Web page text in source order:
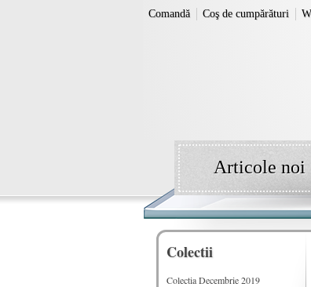
Comandă Coş de cumpărături
Articole noi
Colectii
Colectia Decembrie 2019